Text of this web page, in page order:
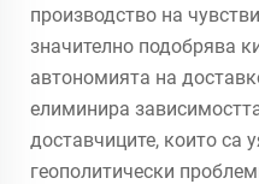
производство на
значително подобрява
автономията на
елиминира
доставчиците, които са
геополитически